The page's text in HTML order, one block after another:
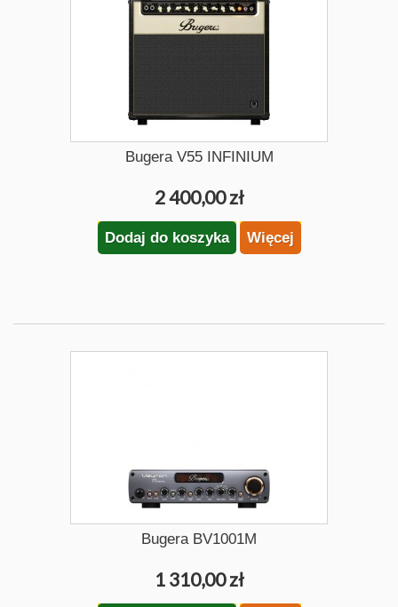
Bugera V55 INFINIUM
2 400,00 zł
Dodaj do koszyka Więcej
Bugera BV1001M
1 310,00 zł